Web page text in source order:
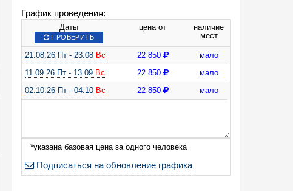
График проведения:
Даты
ПРОВЕРИТЬ
цена от
наличие
мест
21.08.26 Пт - 23.08 Вс 22 850
мало
11.09.26 Пт - 13.09 Вс 22 850
мало
02.10.26 Пт - 04.10 Вс 22 850 мало
*указана базовая цена за одного человека
Подписаться на обновление графика
Тур: Северные узоры Вологодчины (Ростовский и Вологодский кремль, музей
монастырь, интерактивная программа "Дом викингов" в Сугорье, автобусный